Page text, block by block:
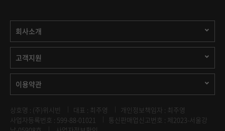
회사소개
고객지원
이용약관
상호명 : (주)위시빈 대표 : 최주영
개인정보책임자 : 최주영
사업자등록번호 : 599-88-01021
통신판매업신고번호 : 제2023-서울강